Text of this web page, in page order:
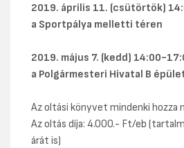
2019. április 11. (csütörtök)
a Sportpálya melletti téren
2019. május 7. (kedd) 14:00-
a Polgármesteri Hivatal B
Az oltási könyvet mindenki hozza
Az oltás díja: 4.000.- Ft/eb
árát is)